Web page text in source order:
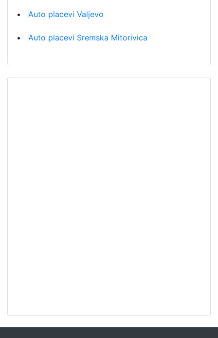
Auto placevi Valjevo
Auto placevi Sremska Mitorivica